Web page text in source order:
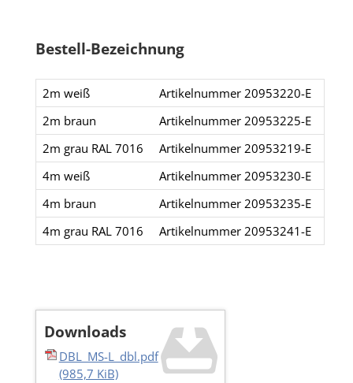
Bestell-Bezeichnung
2m weiß
Artikelnummer 20953220-E
2m braun
Artikelnummer 20953225-E
2m grau RAL 7016
Artikelnummer 20953219-E
4m weiß
Artikelnummer 20953230-E
4m braun
Artikelnummer 20953235-E
4m grau RAL 7016
Artikelnummer 20953241-E
Downloads
DBL_MS-L_dbl.pdf
(985,7 KiB)